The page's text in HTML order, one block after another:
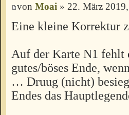
von Moai » 22. März
Eine kleine Korrektur
Auf der Karte N1 fehlt
gutes/böses Ende,
… Druug (nicht)
Endes das